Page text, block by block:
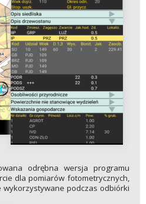
odrębna wersja programu
dla pomiarów fotometrycznych,
podczas odbiórki